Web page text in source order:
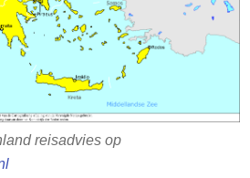
reisadvies op